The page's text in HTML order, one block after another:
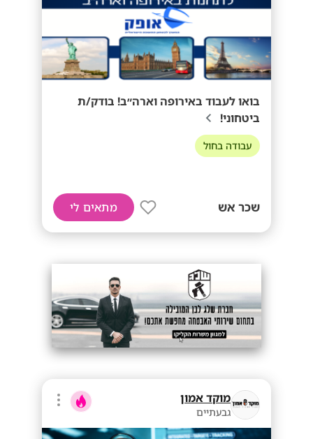
בואו לעבוד באירופה וארה״ב! בודק/ת
ביטחוני!
עבודה בחול
שכר אש מתאים לי
מוקד אמון
גבעתיים